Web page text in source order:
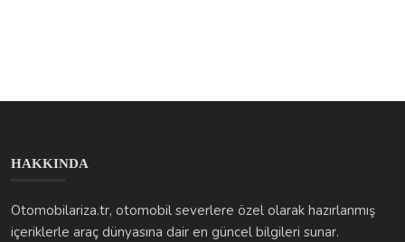
HAKKINDA
Otomobilariza.tr, otomobil severlere özel olarak hazırlanmış
içeriklerle araç dünyasına dair en güncel bilgileri sunar.